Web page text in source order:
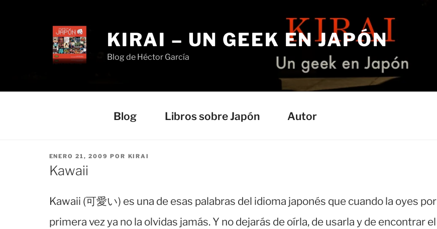
KIRAI – UN GEEK EN JAPÓN
Blog de Héctor García
Blog Libros sobre Japón Autor
PUBLICADO
EL
ENERO 21, 2009 POR KIRAI
Kawaii
Kawaii (可愛い) es una de esas palabras del idioma japonés que cuando la oyes por
primera vez ya no la olvidas jamás. Y no dejarás de oírla, de usarla y de encontrar el